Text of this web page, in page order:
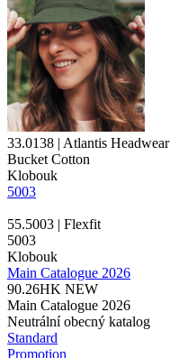
33.0138 | Atlantis Headwear
Bucket Cotton
Klobouk
5003
55.5003 | Flexfit
5003
Klobouk
Main Catalogue 2026
90.26HK NEW
Main Catalogue 2026
Neutrální obecný katalog
Standard
Promotion